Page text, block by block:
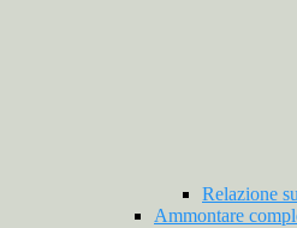
Relazione
Ammontare